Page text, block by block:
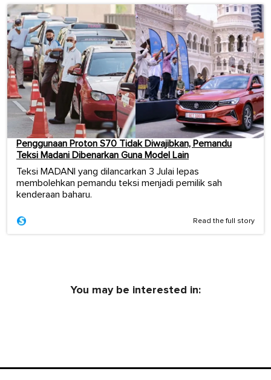
Penggunaan Proton S70 Tidak Diwajibkan, Pemandu
Teksi Madani Dibenarkan Guna Model Lain
Teksi MADANI yang dilancarkan 3 Julai lepas
membolehkan pemandu teksi menjadi pemilik sah
kenderaan baharu.
Read the full story
You may be interested in: